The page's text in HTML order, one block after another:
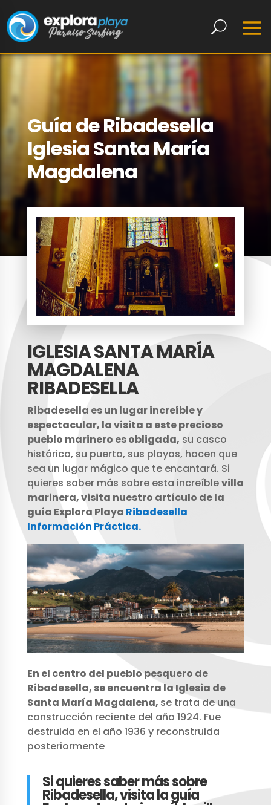
Guía de Ribadesella
Iglesia Santa María
Magdalena
IGLESIA SANTA MARÍA
MAGDALENA
RIBADESELLA
Ribadesella es un lugar increíble y
espectacular, la visita a este precioso
pueblo marinero es obligada, su casco
histórico, su puerto, sus playas, hacen que
sea un lugar mágico que te encantará. Si
quieres saber más sobre esta increíblevilla
marinera, visita nuestro artículo de la
guía Explora Playa Ribadesella
Información Práctica.
En el centro del pueblo pesquero de
Ribadesella, se encuentra la Iglesia de
Santa María Magdalena, se trata de una
construcción reciente del año 1924. Fue
destruida en el año 1936 y reconstruida
posteriormente
Si quieres saber más sobre
Ribadesella, visita la guía